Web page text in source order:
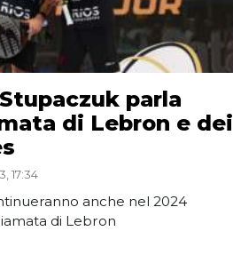
parla
di Lebron e dei
17:34
anche nel 2024
di Lebron